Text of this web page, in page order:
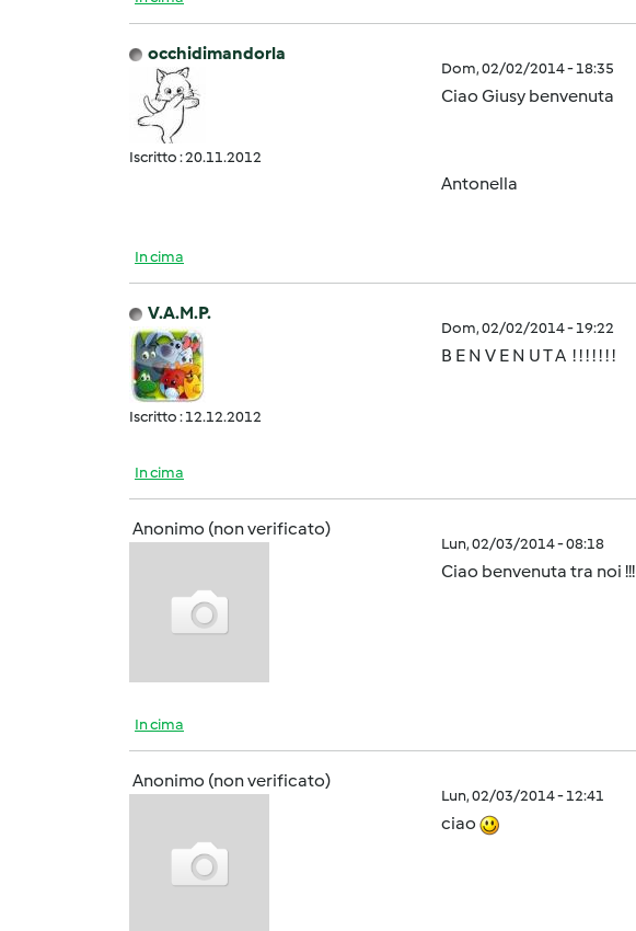
occhidimandorla
Iscritto : 20.11.2012
Dom, 02/02/2014 - 18:35
Ciao Giusy benvenuta
Antonella
In cima
V.A.M.P.
Iscritto : 12.12.2012
Dom, 02/02/2014 - 19:22
B E N V E N U T A ! ! ! ! ! ! !
In cima
Anonimo (non verificato)
Lun, 02/03/2014 - 08:18
Ciao benvenuta tra noi !!!
In cima
Anonimo (non verificato)
Lun, 02/03/2014 - 12:41
ciao